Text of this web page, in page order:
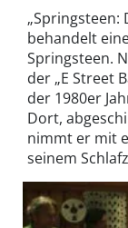
„Springsteen:
behandelt
Springsteen.
der „E Street
der 1980er
Dort,
nimmt er mit
seinem